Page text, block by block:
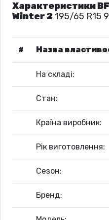
Характеристики
Winter 2 195/65 R15
# Назва
На складі:
Стан:
Країна виробник:
Рік виготовлення:
Сезон:
Бренд: